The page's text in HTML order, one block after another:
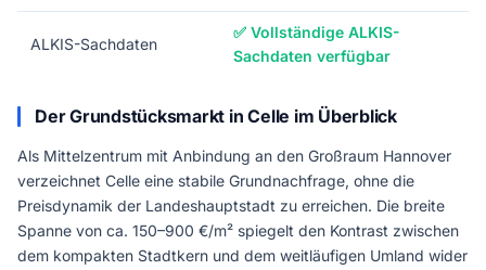
ALKIS-Sachdaten
✅ Vollständige ALKIS-
Sachdaten verfügbar
Der Grundstücksmarkt in Celle im Überblick
Als Mittelzentrum mit Anbindung an den Großraum Hannover
verzeichnet Celle eine stabile Grundnachfrage, ohne die
Preisdynamik der Landeshauptstadt zu erreichen. Die breite
Spanne von ca. 150–900 €/m² spiegelt den Kontrast zwischen
dem kompakten Stadtkern und dem weitläufigen Umland wider